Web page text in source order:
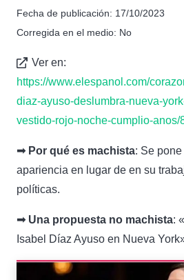
Fecha de publicación: 17/10/2023
Corregida en el medio: No
Ver en:
https://www.elespanol.com/
diaz-ayuso-deslumbra-nueva-
vestido-rojo-noche-cumplio-anos/
➟ Por qué es machista: Se
apariencia en lugar de en su
políticas.
➟ Una propuesta no machista:
Isabel Díaz Ayuso en Nueva